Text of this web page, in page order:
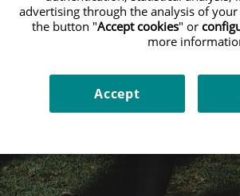
advertising through the analysis of
the button "Accept cookies" or
more
Accept